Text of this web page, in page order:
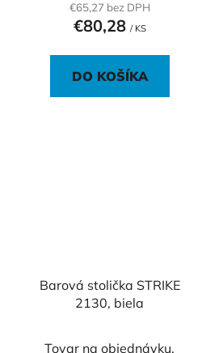
€65,27 bez DPH
€80,28 / KS
DO KOŠÍKA
Barová stolička STRIKE
2130, biela
Tovar na objednávku.